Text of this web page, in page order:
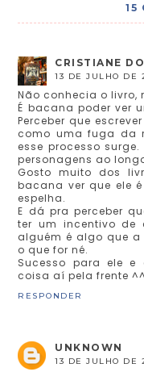
15
CRISTIANE
13 DE JULHO DE
Não conhecia o
É bacana poder ver
Perceber que
como uma fuga da
esse processo
personagens ao
Gosto muito dos
bacana ver que ele
espelha.
E dá pra perceber
ter um incentivo de
alguém é algo que a
o que for né.
Sucesso para ele e
coisa aí pela frente ^^
RESPONDER
UNKNOWN
13 DE JULHO DE